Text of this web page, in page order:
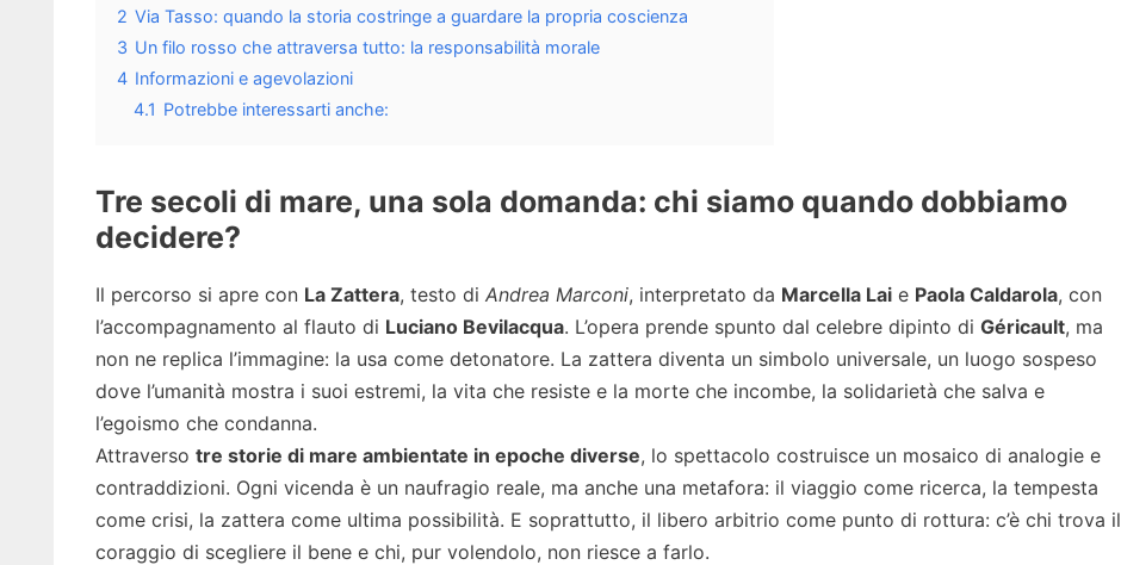
2 Via Tasso: quando la storia costringe a guardare la propria coscienza
3 Un filo rosso che attraversa tutto: la responsabilità morale
4 Informazioni e agevolazioni
4.1 Potrebbe interessarti anche:
Tre secoli di mare, una sola domanda: chi siamo quando dobbiamo
decidere?
Il percorso si apre con La Zattera, testo di Andrea Marconi, interpretato da Marcella Laie Paola Caldarola, con
l’accompagnamento al flauto di Luciano Bevilacqua. L’opera prende spunto dal celebre dipinto di Géricault, ma
non ne replica l’immagine: la usa come detonatore. La zattera diventa un simbolo universale, un luogo sospeso
dove l’umanità mostra i suoi estremi, la vita che resiste e la morte che incombe, la solidarietà che salva e
l’egoismo che condanna.
Attraverso tre storie di mare ambientate in epoche diverse, lo spettacolo costruisce un mosaico di analogie e
contraddizioni. Ogni vicenda è un naufragio reale, ma anche una metafora: il viaggio come ricerca, la tempesta
come crisi, la zattera come ultima possibilità. E soprattutto, il libero arbitrio come punto di rottura: c’è chi trova il
coraggio di scegliere il bene e chi, pur volendolo, non riesce a farlo.